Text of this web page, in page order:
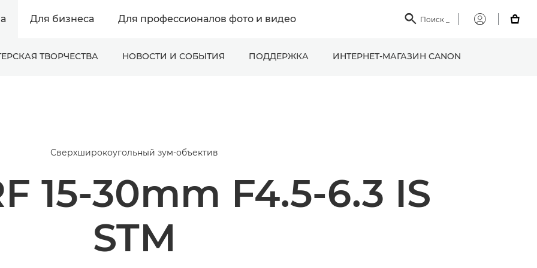
Для бизнеса Для профессионалов фото и видео  Поиск
Мой

ТВОРЧЕСТВА НОВОСТИ И СОБЫТИЯ ПОДДЕРЖКА ИНТЕРНЕТ-МАГАЗИН CANON
Сверхширокоугольный зум-объектив
15-30mm F4.5-6.3 IS
STM